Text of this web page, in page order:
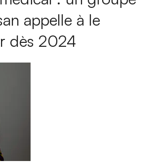
appelle à le
dès 2024